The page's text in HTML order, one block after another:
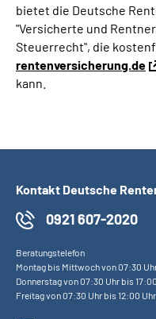
bietet die Deutsche
"Versicherte und
Steuerrecht", die
rentenversicherung.de
kann.
Kontakt Deutsche
0921 607-2020
Beratungstelefon
Montag bis Mittwoch von 07:30
Donnerstag von 07:30 Uhr bis
Freitag von 07:30 Uhr bis 12:00 Uhr